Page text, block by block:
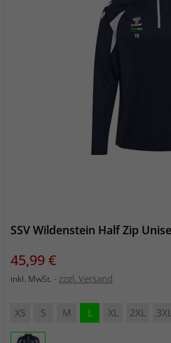
SSV Wildenstein Half Zip
Preis
45,99 €
inkl. MwSt. zzgl. Versand
XS S M L XL 2XL